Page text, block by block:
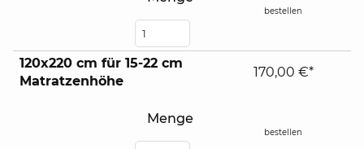
bestellen
120x220 cm für 15-22 cm
Matratzenhöhe
Menge
170,00 €*
bestellen